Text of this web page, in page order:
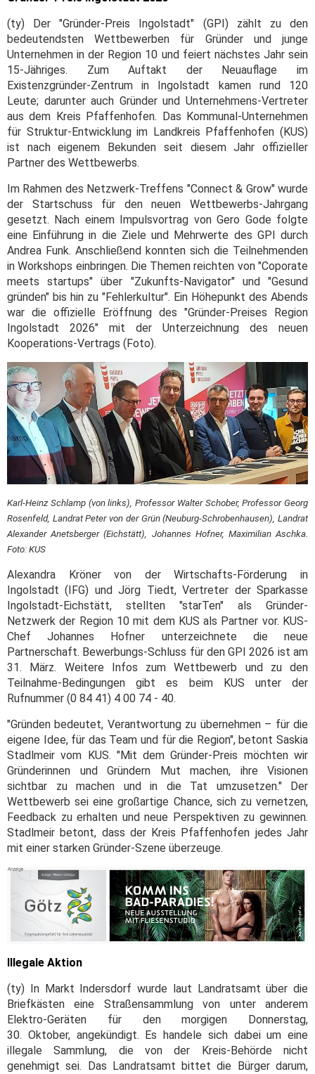
(ty) Der "Gründer-Preis Ingolstadt" (GPI) zählt zu den
bedeutendsten Wettbewerben für Gründer und junge
Unternehmen in der Region 10 und feiert nächstes Jahr sein
15-Jähriges. Zum Auftakt der Neuauflage im
Existenzgründer-Zentrum in Ingolstadt kamen rund 120
Leute; darunter auch Gründer und Unternehmens-Vertreter
aus dem Kreis Pfaffenhofen. Das Kommunal-Unternehmen
für Struktur-Entwicklung im Landkreis Pfaffenhofen (KUS)
ist nach eigenem Bekunden seit diesem Jahr offizieller
Partner des Wettbewerbs.
Im Rahmen des Netzwerk-Treffens "Connect & Grow" wurde
der Startschuss für den neuen Wettbewerbs-Jahrgang
gesetzt. Nach einem Impulsvortrag von Gero Gode folgte
eine Einführung in die Ziele und Mehrwerte des GPI durch
Andrea Funk. Anschließend konnten sich die Teilnehmenden
in Workshops einbringen. Die Themen reichten von "Coporate
meets startups" über "Zukunfts-Navigator" und "Gesund
gründen" bis hin zu "Fehlerkultur". Ein Höhepunkt des Abends
war die offizielle Eröffnung des "Gründer-Preises Region
Ingolstadt 2026" mit der Unterzeichnung des neuen
Kooperations-Vertrags (Foto).
Karl-Heinz Schlamp (von links), Professor Walter Schober, Professor Georg
Rosenfeld, Landrat Peter von der Grün (Neuburg-Schrobenhausen), Landrat
Alexander Anetsberger (Eichstätt), Johannes Hofner, Maximilian Aschka.
Foto: KUS
Alexandra Kröner von der Wirtschafts-Förderung in
Ingolstadt (IFG) und Jörg Tiedt, Vertreter der Sparkasse
Ingolstadt-Eichstätt, stellten "starTen" als Gründer-
Netzwerk der Region 10 mit dem KUS als Partner vor. KUS-
Chef Johannes Hofner unterzeichnete die neue
Partnerschaft. Bewerbungs-Schluss für den GPI 2026 ist am
31. März. Weitere Infos zum Wettbewerb und zu den
Teilnahme-Bedingungen gibt es beim KUS unter der
Rufnummer (0 84 41) 4 00 74 - 40.
"Gründen bedeutet, Verantwortung zu übernehmen – für die
eigene Idee, für das Team und für die Region", betont Saskia
Stadlmeir vom KUS. "Mit dem Gründer-Preis möchten wir
Gründerinnen und Gründern Mut machen, ihre Visionen
sichtbar zu machen und in die Tat umzusetzen." Der
Wettbewerb sei eine großartige Chance, sich zu vernetzen,
Feedback zu erhalten und neue Perspektiven zu gewinnen.
Stadlmeir betont, dass der Kreis Pfaffenhofen jedes Jahr
mit einer starken Gründer-Szene überzeuge.
Illegale Aktion
(ty) In Markt Indersdorf wurde laut Landratsamt über die
Briefkästen eine Straßensammlung von unter anderem
Elektro-Geräten für den morgigen Donnerstag,
30. Oktober, angekündigt. Es handele sich dabei um eine
illegale Sammlung, die von der Kreis-Behörde nicht
genehmigt sei. Das Landratsamt bittet die Bürger darum,